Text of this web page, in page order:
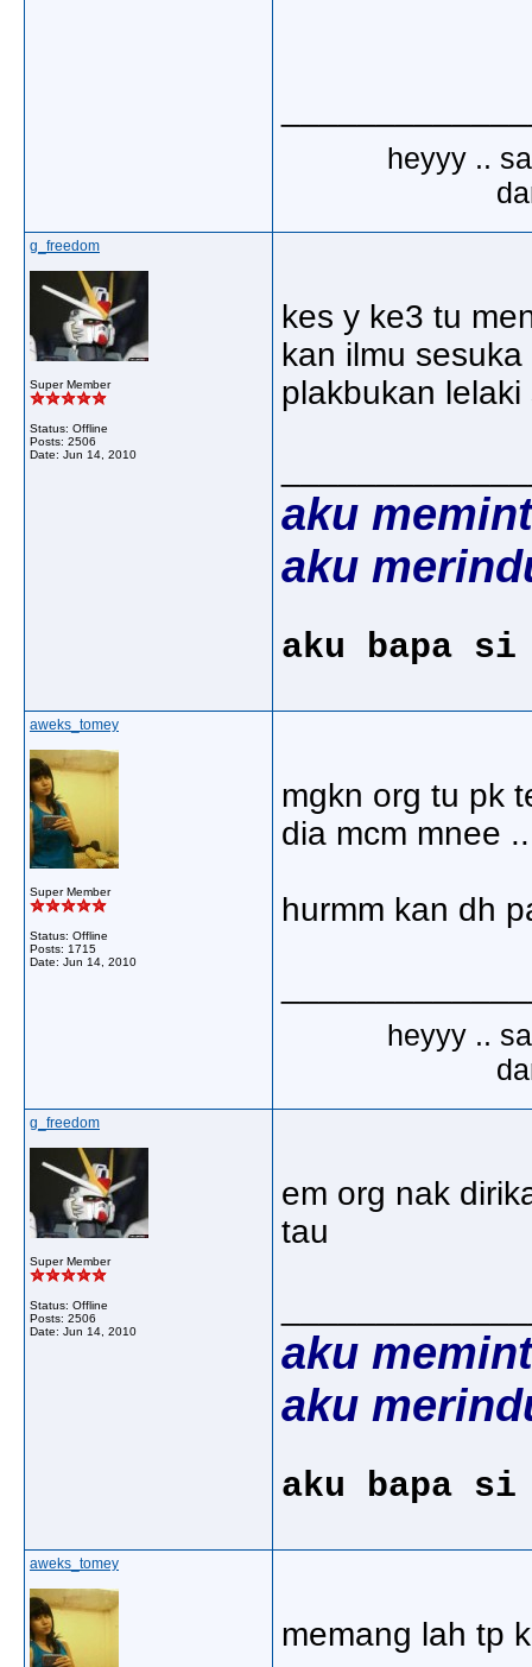
heyyy ..
g_freedom
Super Member
Status: Offline
Posts: 2506
Date: Jun 14, 2010
kes y ke3 tu
kan ilmu
plakbukan
aku
aku
aku bapa si
aweks_tomey
Super Member
Status: Offline
Posts: 1715
Date: Jun 14, 2010
mgkn org tu pk
dia mcm mnee ..
hurmm kan dh
heyyy ..
g_freedom
Super Member
Status: Offline
Posts: 2506
Date: Jun 14, 2010
em org nak
tau
aku
aku
aku bapa si
aweks_tomey
memang lah tp